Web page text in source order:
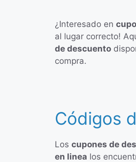
¿Interesado en
al lugar correcto!
de descuento
compra.
Códigos
Los cupones de
en linea los